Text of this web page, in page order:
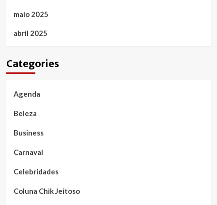
maio 2025
abril 2025
Categories
Agenda
Beleza
Business
Carnaval
Celebridades
Coluna Chik Jeitoso